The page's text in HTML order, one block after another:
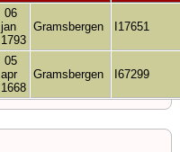
06
jan
1793
Gramsbergen I17651
05
apr
1668
Gramsbergen I67299